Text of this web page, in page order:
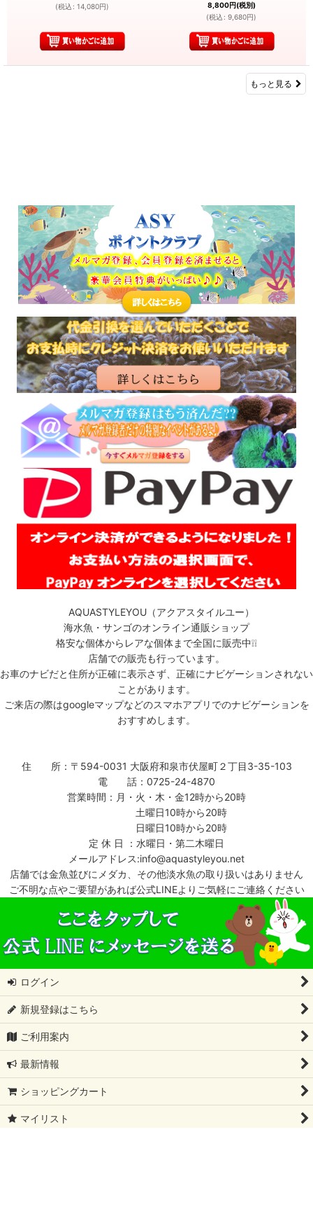
(税込 : 14,080円) 8,800円(税別)
(税込 : 9,680円)
もっと見る
AQUASTYLEYOU（アクアスタイルユー）
海水魚・サンゴのオンライン通販ショップ
格安な個体からレアな個体まで全国に販売中❕❕
店舗での販売も行っています。
お車のナビだと住所が正確に表示さず、正確にナビゲーションされない
ことがあります。
ご来店の際はgoogleマップなどのスマホアプリでのナビゲーションを
おすすめします。
住 所：〒594-0031 大阪府和泉市伏屋町２丁目3-35-103
電 話：0725-24-4870
営業時間：月・火・木・金12時から20時
土曜日10時から20時
日曜日10時から20時
定 休 日 ：水曜日・第二木曜日
メールアドレス:info@aquastyleyou.net
店舗では金魚並びにメダカ、その他淡水魚の取り扱いはありません
ご不明な点やご要望があれば公式LINEよりご気軽にご連絡ください
ログイン
新規登録はこちら
ご利用案内
最新情報
ショッピングカート
マイリスト